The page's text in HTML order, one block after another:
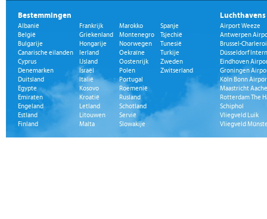
Bestemmingen
Albanië
België
Bulgarije
Canarische eilanden
Cyprus
Denemarken
Duitsland
Egypte
Emiraten
Engeland
Estland
Finland
Frankrijk
Griekenland
Hongarije
Ierland
IJsland
Israël
Italië
Kosovo
Kroatië
Letland
Litouwen
Malta
Marokko
Montenegro
Noorwegen
Oekraïne
Oostenrijk
Polen
Portugal
Roemenië
Rusland
Schotland
Servië
Slowakije
Spanje
Tsjechië
Tunesië
Turkije
Zweden
Zwitserland
Luchthavens
Airport Weeze
Antwerpen
Brussel-
Düsseldorf
Eindhoven
Groningen
Köln Bonn
Maastricht
Rotterdam The
Schiphol
Vliegveld Luik
Vliegveld